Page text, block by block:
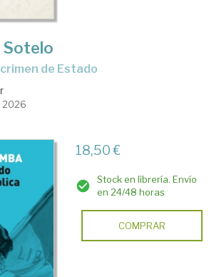
Sotelo
crimen de Estado
2026
18,50 €
Stock en librería. Envío
en 24/48 horas
COMPRAR